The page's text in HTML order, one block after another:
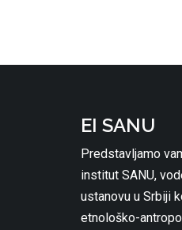
EI SANU
Predstavljamo
institut SANU,
ustanovu u Srbiji
etnološko-